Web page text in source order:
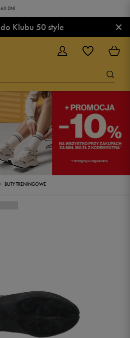
60 DNI.
Klubu 50 style ×
BUTY TRENINGOWE